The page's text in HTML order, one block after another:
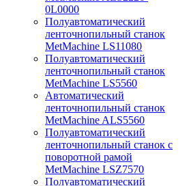
0L0000
Полуавтоматический
ленточнопильный станок
MetMachine LS11080
Полуавтоматический
ленточнопильный станок
MetMachine LS5560
Автоматический
ленточнопильный станок
MetMachine ALS5560
Полуавтоматический
ленточнопильный станок с
поворотной рамой
MetMachine LSZ7570
Полуавтоматический